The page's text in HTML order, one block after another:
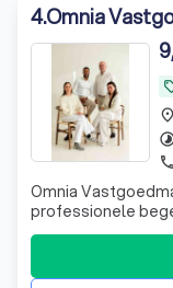
4.Omnia
Omnia
professionele
beheer of
place
phone